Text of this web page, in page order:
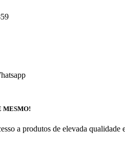
MESMO!
a produtos de elevada